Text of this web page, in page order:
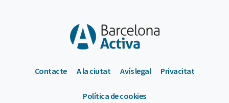
Contacte A la ciutat Avís legal Privacitat
Política de cookies